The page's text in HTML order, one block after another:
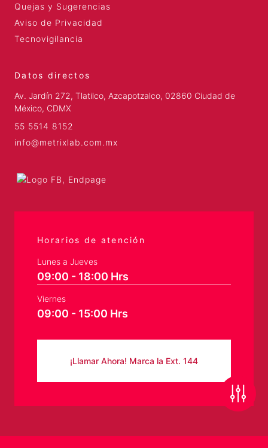
Quejas y Sugerencias
Aviso de Privacidad
Tecnovigilancia
Datos directos
Av. Jardín 272, Tlatilco, Azcapotzalco, 02860 Ciudad de
México, CDMX
55 5514 8152
info@metrixlab.com.mx
Horarios de atención
Lunes a Jueves
09:00 - 18:00 Hrs
Viernes
09:00 - 15:00 Hrs
¡Llamar Ahora! Marca la Ext. 144